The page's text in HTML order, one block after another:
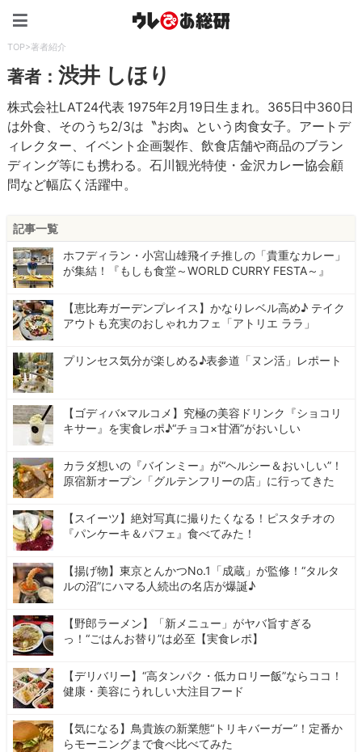
TOP>著者紹介
著者：渋井 しほり
株式会社LAT24代表 1975年2月19日生まれ。365日中360日
は外食、そのうち2/3は〝お肉〟という肉食女子。アートデ
ィレクター、イベント企画製作、飲食店舗や商品のブラン
ディング等にも携わる。石川観光特使・金沢カレー協会顧
問など幅広く活躍中。
記事一覧
ホフディラン・小宮山雄飛イチ推しの「貴重なカレー」
が集結！『もしも食堂～WORLD CURRY FESTA～』
【恵比寿ガーデンプレイス】かなりレベル高め♪ テイク
アウトも充実のおしゃれカフェ「アトリエ ララ」
プリンセス気分が楽しめる♪表参道「ヌン活」レポート
【ゴディバ×マルコメ】究極の美容ドリンク『ショコリ
キサー』を実食レポ♪“チョコ×甘酒”がおいしい
カラダ想いの『バインミー』が“ヘルシー＆おいしい”！
原宿新オープン「グルテンフリーの店」に行ってきた
【スイーツ】絶対写真に撮りたくなる！ピスタチオの
『パンケーキ＆パフェ』食べてみた！
【揚げ物】東京とんかつNo.1「成蔵」が監修！“タルタ
ルの沼”にハマる人続出の名店が爆誕♪
【野郎ラーメン】「新メニュー」がヤバ旨すぎる
っ！“ごはんお替り”は必至【実食レポ】
【デリバリー】“高タンパク・低カロリー飯”ならココ！
健康・美容にうれしい大注目フード
【気になる】鳥貴族の新業態“トリキバーガー”！定番か
らモーニングまで食べ比べてみた